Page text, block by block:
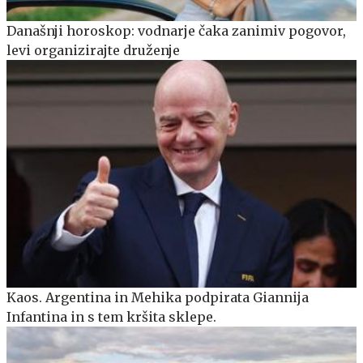
Današnji horoskop: vodnarje čaka zanimiv pogovor,
levi organizirajte druženje
Kaos. Argentina in Mehika podpirata Giannija
Infantina in s tem kršita sklepe.